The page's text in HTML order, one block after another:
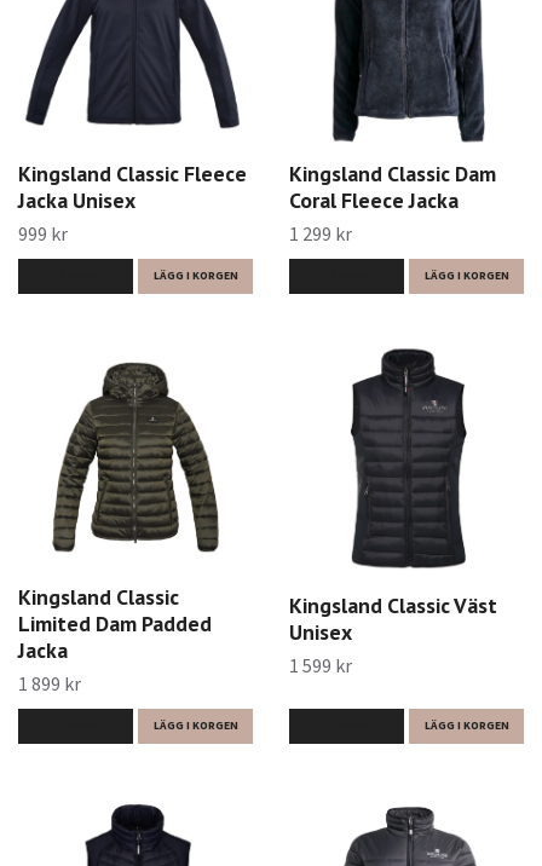
Kingsland Classic Fleece
Jacka Unisex
999 kr
LÄGG I KORGEN
Kingsland Classic Dam
Coral Fleece Jacka
1 299 kr
LÄGG I KORGEN
Kingsland Classic
Limited Dam Padded
Jacka
1 899 kr
LÄGG I KORGEN
Kingsland Classic Väst
Unisex
1 599 kr
LÄGG I KORGEN